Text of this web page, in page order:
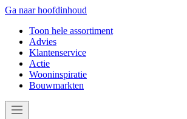
Ga naar hoofdinhoud
Toon hele assortiment
Advies
Klantenservice
Actie
Wooninspiratie
Bouwmarkten